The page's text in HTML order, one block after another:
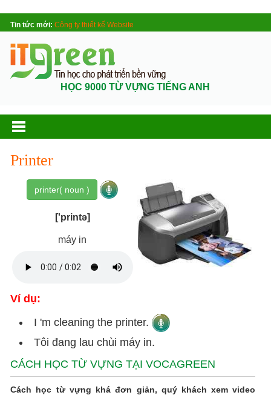
Tin tức mới: Công ty thiết kế Website
HỌC 9000 TỪ VỰNG TIẾNG ANH
Printer
printer( noun )
['printə]
máy in
Ví dụ:
I 'm cleaning the printer.
Tôi đang lau chùi máy in.
CÁCH HỌC TỪ VỰNG TẠI VOCAGREEN
Cách học từ vựng khá đơn giản, quý khách xem video